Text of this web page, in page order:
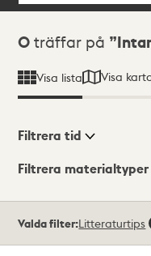
Sökresultat
0 träffar på
Visa lista Visa
Visningsläge
Filtrera tid
Filtrera materialtyper
träffar
Valda filter:Litteraturtips